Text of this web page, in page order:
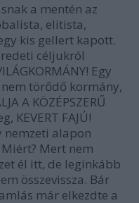
a mentén az
elitista,
kis gellert kapott.
céljukról
Egy
törődő kormány,
A KÖZÉPSZERŰ
KEVERT FAJÚ!
nemzeti alapon
Miért? Mert nem
él itt, de leginkább
összevissza. Bár
már elkezdte a